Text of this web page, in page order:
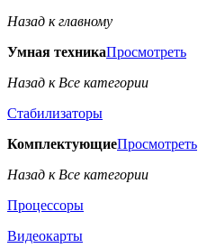
Назад к главному
Умная техникаПросмотреть
Назад к Все категории
Стабилизаторы
КомплектующиеПросмотреть
Назад к Все категории
Процессоры
Видеокарты